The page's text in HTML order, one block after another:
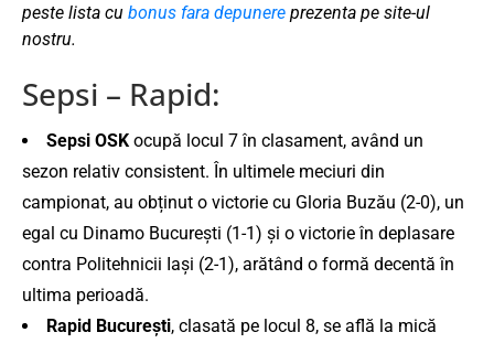
peste lista cu bonus fara depunere prezenta pe site-ul
nostru.
Sepsi – Rapid:
Sepsi OSK ocupă locul 7 în clasament, având un
sezon relativ consistent. În ultimele meciuri din
campionat, au obținut o victorie cu Gloria Buzău (2-0), un
egal cu Dinamo București (1-1) și o victorie în deplasare
contra Politehnicii Iași (2-1), arătând o formă decentă în
ultima perioadă​.
Rapid București, clasată pe locul 8, se află la mică